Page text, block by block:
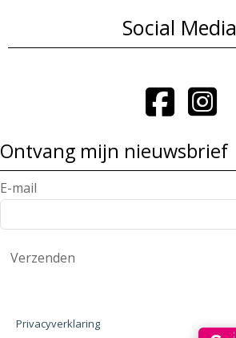
Social Media
Ontvang mijn nieuwsbrief
E-mail
Verzenden
Privacyverklaring